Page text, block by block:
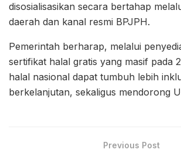
disosialisasikan secara bertahap
daerah dan kanal resmi BPJPH.
Pemerintah berharap, melalui
sertifikat halal gratis yang masif pada
halal nasional dapat tumbuh lebih
berkelanjutan, sekaligus mendorong
Previous Post